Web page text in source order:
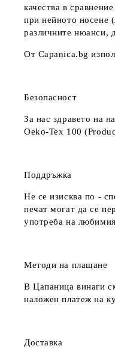
качества в
при нейното носене
различните нюанси,
От Capanica.bg
Безопасност
За нас здравето на
Oeko-Tex 100
Поддръжка
Не се изисква по -
печат могат да се
употреба на
Методи на плащане
В Цапаница винаги
наложен платеж на
Доставка